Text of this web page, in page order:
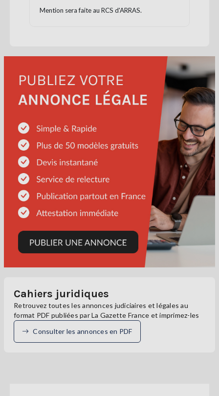
Mention sera faite au RCS d'ARRAS.
Cahiers juridiques
Retrouvez toutes les annonces judiciaires et légales au
format PDF publiées par La Gazette France et imprimez-les
Consulter les annonces en PDF